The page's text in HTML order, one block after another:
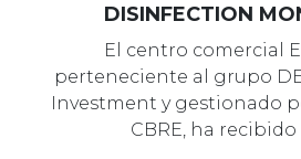
DISINFECTION
El centro comercial
perteneciente al grupo
Investment y gestionado
CBRE, ha